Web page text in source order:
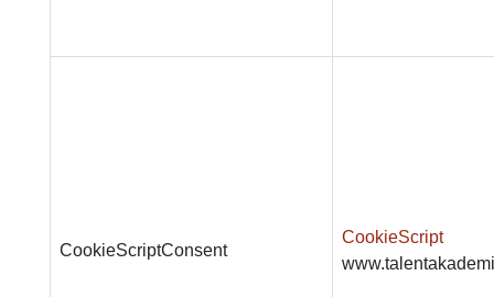
CookieScriptConsent
CookieScript